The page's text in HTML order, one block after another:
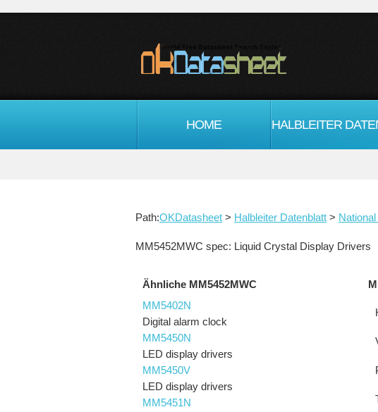
HOME
Path:OKDatasheet > Halbleiter Datenblatt >
MM5452MWC spec: Liquid Crystal Display Drivers
Ähnliche MM5452MWC
MM5402N
Digital alarm clock
MM5450N
LED display drivers
MM5450V
LED display drivers
MM5451N